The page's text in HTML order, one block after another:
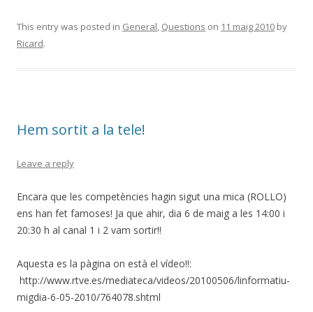
This entry was posted in General, Questions on 11 maig 2010 by
Ricard.
Hem sortit a la tele!
Leave a reply
Encara que les competències hagin sigut una mica (ROLLO)
ens han fet famoses! Ja que ahir, dia 6 de maig a les 14:00 i
20:30 h al canal 1 i 2 vam sortir!!
Aquesta es la pàgina on està el vídeo!!:
http://www.rtve.es/mediateca/videos/20100506/linformatiu-
migdia-6-05-2010/764078.shtml